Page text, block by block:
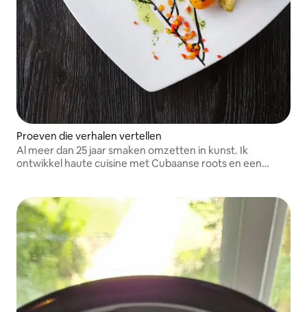
Proeven die verhalen vertellen
Al meer dan 25 jaar smaken omzetten in kunst. Ik
ontwikkel haute cuisine met Cubaanse roots en een